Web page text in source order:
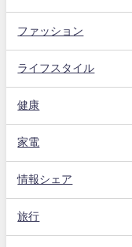
ファッション
ライフスタイル
健康
家電
情報シェア
旅行